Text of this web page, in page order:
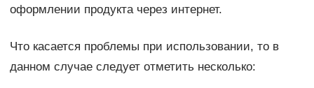
оформлении продукта через интернет.
Что касается проблемы при использовании, то в
данном случае следует отметить несколько: